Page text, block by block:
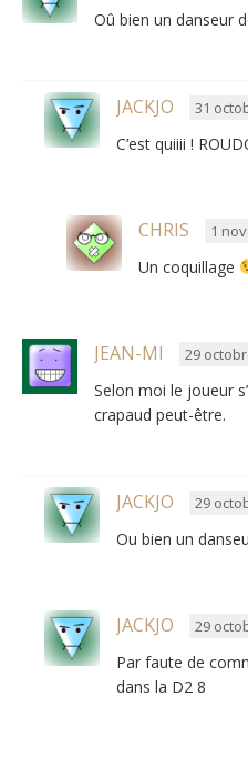
Oû bien un danseur
JACKJO 31
C’est quiiii !
CHRIS 1
Un coquillage
JEAN-MI 29
Selon moi le joueur
crapaud peut-être.
JACKJO 29
Ou bien un
JACKJO 29
Par faute de
dans la D2 8